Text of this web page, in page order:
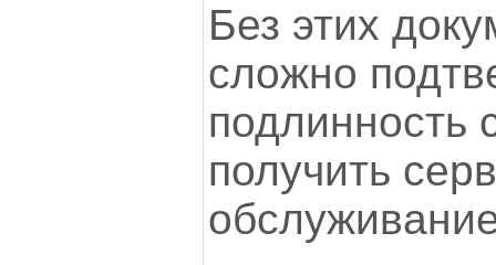
Без этих
сложно
подлинность
получить